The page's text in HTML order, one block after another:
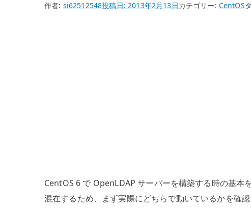
作者: si62512548投稿日:2013年2月13日カテゴリー: CentOS
CentOS 6 で OpenLDAP サーバーを構築する時の基本
混在するため、まず実際にどちらで動いているかを確認